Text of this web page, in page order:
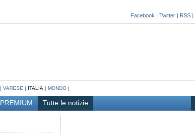
Facebook | Twitter | RSS |
| VARESE | ITALIA | MONDO |
PREMIUM Tutte le notizie